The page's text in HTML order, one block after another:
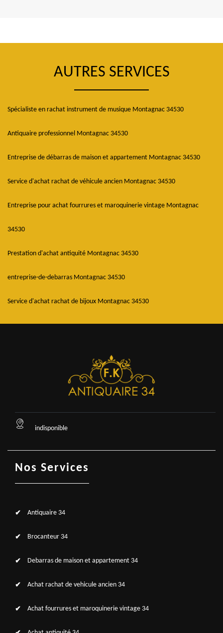
AUTRES SERVICES
Spécialiste en rachat instrument de musique Montagnac 34530
Antiquaire professionnel Montagnac 34530
Entreprise de débarras de maison et appartement Montagnac 34530
Service d'achat rachat de véhicule ancien Montagnac 34530
Entreprise pour achat fourrures et maroquinerie vintage Montagnac
34530
Prestation d'achat antiquité Montagnac 34530
entreprise-de-debarras Montagnac 34530
Service d'achat rachat de bijoux Montagnac 34530
indisponible
Nos Services
Antiquaire 34
Brocanteur 34
Debarras de maison et appartement 34
Achat rachat de vehicule ancien 34
Achat fourrures et maroquinerie vintage 34